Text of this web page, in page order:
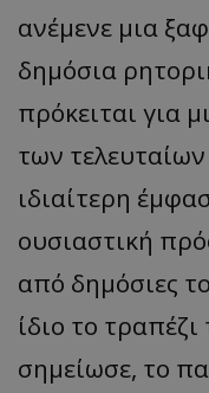
ανέμενε μια
δημόσια
πρόκειται για
των
ιδιαίτερη
ουσιαστική
από δημόσιες
ίδιο το
σημείωσε, το